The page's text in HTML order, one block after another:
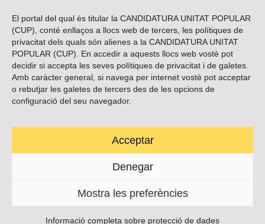
El portal del qual és titular la CANDIDATURA UNITAT POPULAR
(CUP), conté enllaços a llocs web de tercers, les polítiques de
privacitat dels quals són alienes a la CANDIDATURA UNITAT
POPULAR (CUP). En accedir a aquests llocs web vostè pot
decidir si accepta les seves polítiques de privacitat i de galetes.
Amb caràcter general, si navega per internet vostè pot acceptar
o rebutjar les galetes de tercers des de les opcions de
configuració del seu navegador.
Acceptar
Denegar
Mostra les preferències
Informació completa sobre protecció de dades
ENVIAR
Troba’ns a les xarxes socials
Carrer Casp 180 (baixos), Barcelona.
contacte@cup.cat